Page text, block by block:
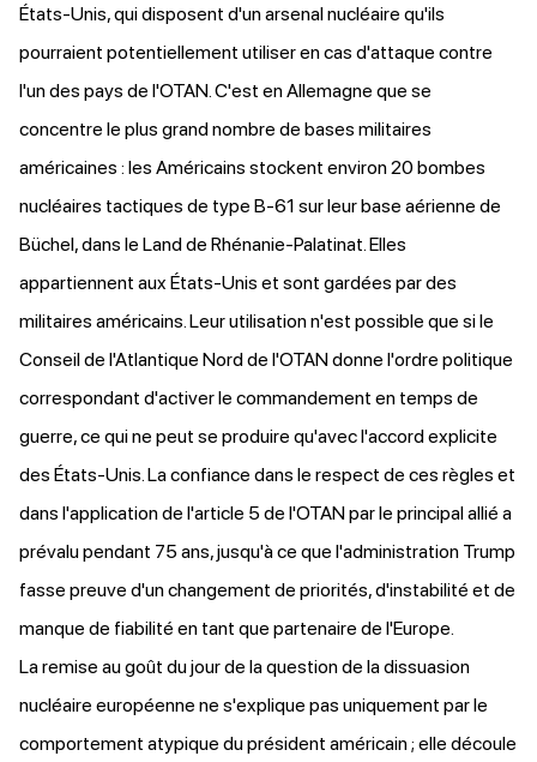
États-Unis, qui disposent d'un arsenal nucléaire qu'ils
pourraient potentiellement utiliser en cas d'attaque contre
l'un des pays de l'OTAN. C'est en Allemagne que se
concentre le plus grand nombre de bases militaires
américaines : les Américains stockent environ 20 bombes
nucléaires tactiques de type B-61 sur leur base aérienne de
Büchel, dans le Land de Rhénanie-Palatinat. Elles
appartiennent aux États-Unis et sont gardées par des
militaires américains. Leur utilisation n'est possible que si le
Conseil de l'Atlantique Nord de l'OTAN donne l'ordre politique
correspondant d'activer le commandement en temps de
guerre, ce qui ne peut se produire qu'avec l'accord explicite
des États-Unis. La confiance dans le respect de ces règles et
dans l'application de l'article 5 de l'OTANpar le principal allié a
prévalu pendant 75 ans, jusqu'à ce que l'administration Trump
fasse preuve d'un changement de priorités, d'instabilité et de
manque de fiabilité en tant que partenaire de l'Europe.
La remise au goût du jour de la question de la dissuasion
nucléaire européenne ne s'explique pas uniquement par le
comportement atypique du président américain ; elle découle